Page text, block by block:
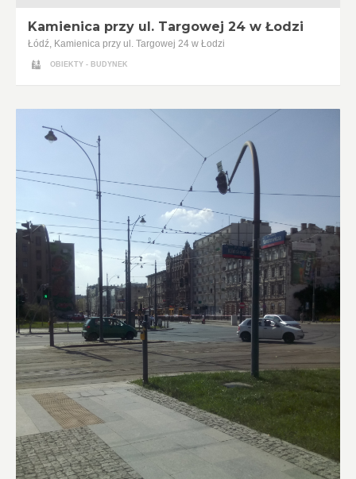
Kamienica przy ul. Targowej 24 w Łodzi
Łódź, Kamienica przy ul. Targowej 24 w Łodzi
OBIEKTY - BUDYNEK